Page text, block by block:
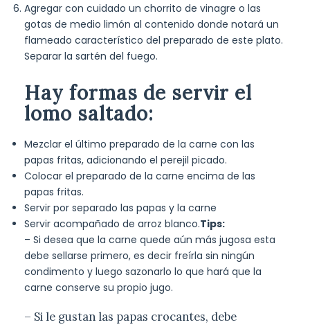
Agregar con cuidado un chorrito de vinagre o las
gotas de medio limón al contenido donde notará un
flameado característico del preparado de este plato.
Separar la sartén del fuego.
Hay formas de servir el
lomo saltado:
Mezclar el último preparado de la carne con las
papas fritas, adicionando el perejil picado.
Colocar el preparado de la carne encima de las
papas fritas.
Servir por separado las papas y la carne
Servir acompañado de arroz blanco.Tips:
– Si desea que la carne quede aún más jugosa esta
debe sellarse primero, es decir freírla sin ningún
condimento y luego sazonarlo lo que hará que la
carne conserve su propio jugo.
– Si le gustan las papas crocantes, debe